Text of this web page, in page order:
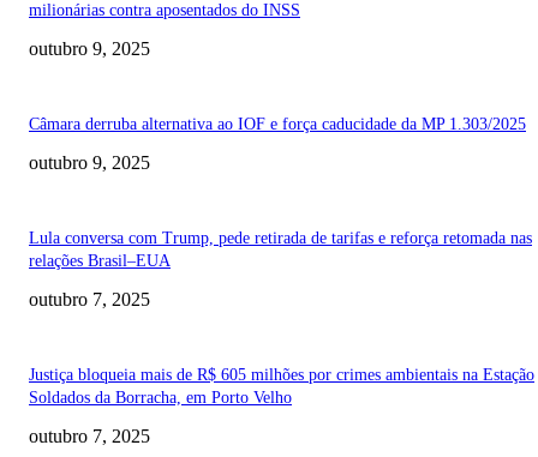
milionárias contra aposentados do INSS
outubro 9, 2025
Câmara derruba alternativa ao IOF e força caducidade da MP 1.303/2025
outubro 9, 2025
Lula conversa com Trump, pede retirada de tarifas e reforça retomada nas
relações Brasil–EUA
outubro 7, 2025
Justiça bloqueia mais de R$ 605 milhões por crimes ambientais na Estação
Soldados da Borracha, em Porto Velho
outubro 7, 2025